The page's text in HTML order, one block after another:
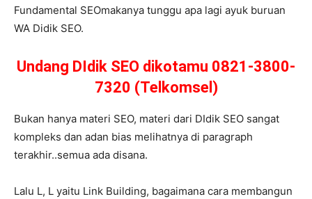
Fundamental SEOmakanya tunggu apa lagi ayuk buruan
WA Didik SEO.
Undang DIdik SEO dikotamu 0821-3800-
7320 (Telkomsel)
Bukan hanya materi SEO, materi dari DIdik SEO sangat
kompleks dan adan bias melihatnya di paragraph
terakhir..semua ada disana.
Lalu L, L yaitu Link Building, bagaimana cara membangun